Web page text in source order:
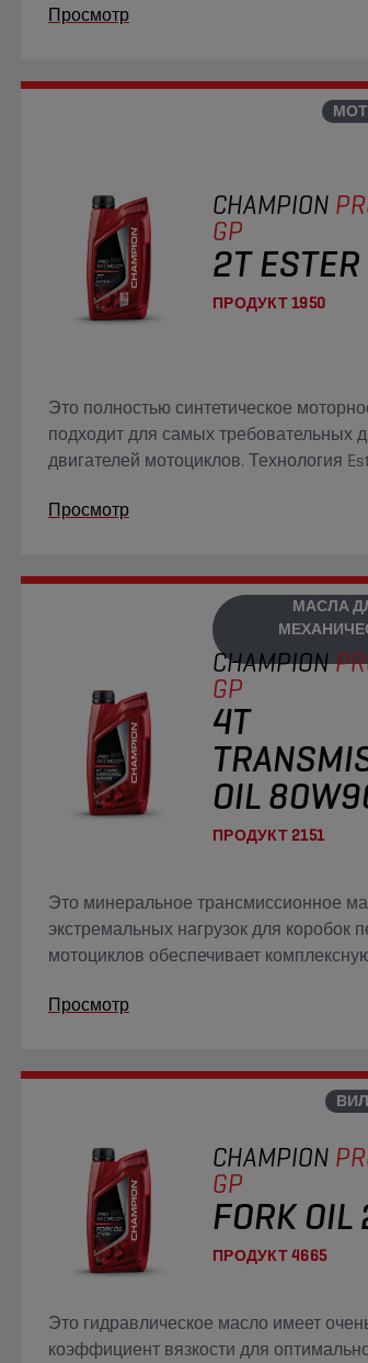
традиционных полностью
Просмотр
CHAMPION
GP
2T
ПРОДУКТ1950
Это полностью синтетическое
подходит для самых требовательных
двигателей мотоциклов. Технология
полностью синтетических масел на
Просмотр
МАСЛА
CHAMPION
GP
4T
OIL
ПРОДУКТ2151
Это минеральное трансмиссионное
экстремальных нагрузок для коробок
мотоциклов обеспечивает
скоростях, при ударных нагрузках и
Просмотр
CHAMPION
GP
FORK
ПРОДУКТ4665
Это гидравлическое масло имеет
коэффициент вязкости для